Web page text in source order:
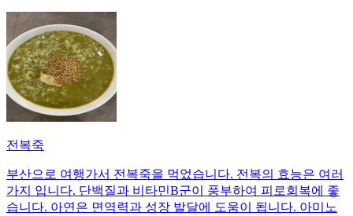
전복죽
부산으로 여행가서 전복죽을 먹었습니다. 전복의 효능은 여러
가지 입니다. 단백질과 비타민B군이 풍부하여 피로회복에 좋
습니다. 아연은 면역력과 성장 발달에 도움이 됩니다. 아미노